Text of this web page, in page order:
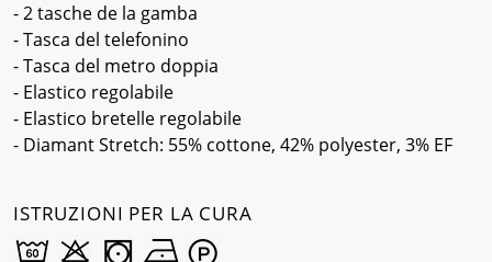
- 2 tasche de la gamba
- Tasca del telefonino
- Tasca del metro doppia
- Elastico regolabile
- Elastico bretelle regolabile
- Diamant Stretch: 55% cottone, 42% polyester, 3% EF
ISTRUZIONI PER LA CURA